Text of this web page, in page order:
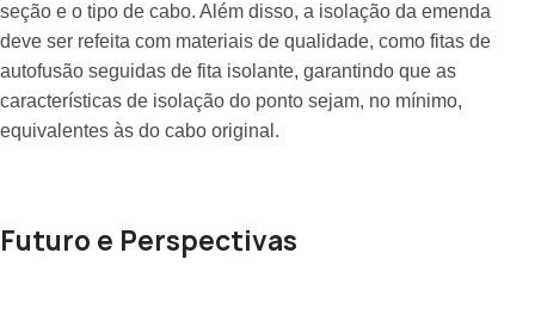
seção e o tipo de cabo. Além disso, a isolação da emenda
deve ser refeita com materiais de qualidade, como fitas de
autofusão seguidas de fita isolante, garantindo que as
características de isolação do ponto sejam, no mínimo,
equivalentes às do cabo original.
Futuro e Perspectivas